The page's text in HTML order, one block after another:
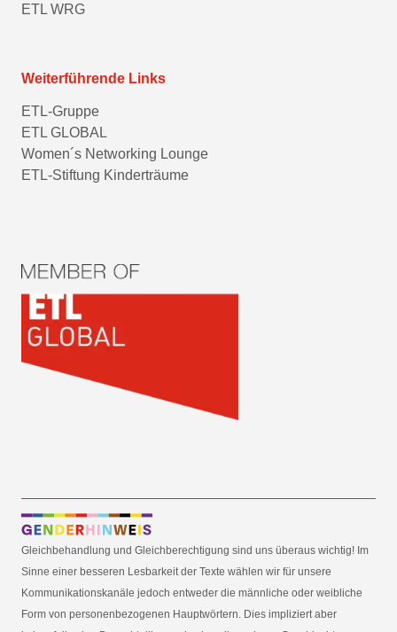
ETL WRG
Weiterführende Links
ETL-Gruppe
ETL GLOBAL
Women´s Networking Lounge
ETL-Stiftung Kinderträume
Gleichbehandlung und Gleichberechtigung sind uns überaus wichtig! Im
Sinne einer besseren Lesbarkeit der Texte wählen wir für unsere
Kommunikationskanäle jedoch entweder die männliche oder weibliche
Form von personenbezogenen Hauptwörtern. Dies impliziert aber